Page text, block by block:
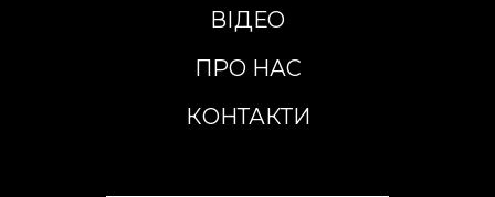
ВІДЕО
ПРО НАС
КОНТАКТИ